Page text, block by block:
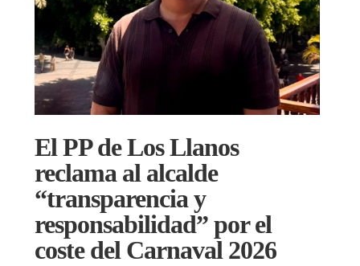
El PP de Los Llanos
reclama al alcalde
“transparencia y
responsabilidad” por el
coste del Carnaval 2026